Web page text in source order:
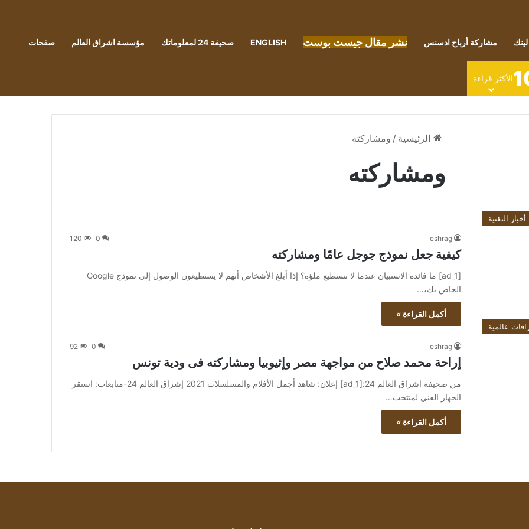
مشاركة أرباح ادسنس نشر مقال جيست بوست ENGLISH صحيفة 24 لمعلوماتك مؤسسة اشراق العالم صفحات
الأكثر قراءة
الرئيسية / ومشاركته
ومشاركته
أخبار التقنية
eshrag
0
120
كيفية جعل نموذج جوجل عامًا ومشاركته
[ad_1] ما فائدة الاستبيان عندما لا تستطيع ملؤه؟ إذا أبلغ الأشخاص أنهم لا يستطيعون الوصول إلى نموذج Google
الخاص بك،…
أكمل القراءة »
عالمية
eshrag
0
92
إراحة محمد صلاح من مواجهة مصر وإثيوبيا ومشاركته فى ودية تونس
من صحيفة اشراق العالم 24:[ad_1] إعلان: شاهد أجمل الأفلام والمسلسلات 2021 إشراق العالم 24-متابعات: استقر
الجهاز الفني لمنتخب…
أكمل القراءة »